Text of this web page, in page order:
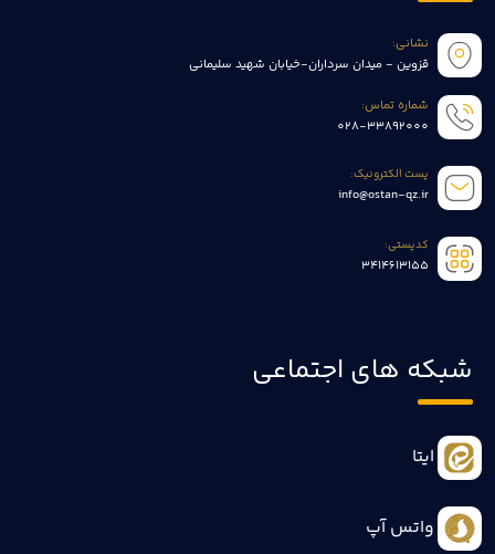
نشانی:
قزوین - میدان سرداران-خیابان شهید سلیمانی
شماره تماس:
028-33892000
پست الکترونیک:
info@ostan-qz.ir
کدپستی:
3414613155
شبکه های اجتماعی
ایتا
واتس آپ